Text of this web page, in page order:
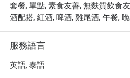
套餐, 單點, 素食友善, 無麩質飲食
酒配搭, 紅酒, 啤酒, 雞尾酒, 午餐,
服務語言
英語, 泰語